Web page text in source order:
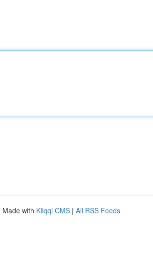
Made with Kliqqi CMS | All RSS Feeds